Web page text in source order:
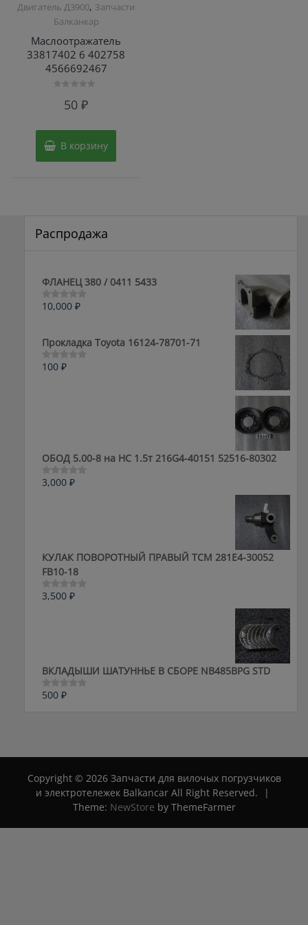
Двигатель Д3900, Запчасти
Балканкар
Маслоотражатель
33817402 6 402758
4566692467
50₽
В корзину
Распродажа
ФЛАНЕЦ 380 / 0411 5433
Оценка
5
10,000 ₽
Прокладка Toyota 16124-78701-71
Оценка
100 ₽
ОБОД 5.00-8 на HC 1.5т 216G4-40151 52516-80302
Оценка
3,000 ₽
КУЛАК ПОВОРОТНЫЙ ПРАВЫЙ ТСМ 281E4-30052
FB10-18
Оценка
3,500 ₽
ВКЛАДЫШИ ШАТУННЬЕ В СБОРЕ NB485BPG STD
Оценка
500 ₽
Copyright © 2026 Запчасти для вилочых погрузчиков
и электротележек Balkancar All Right Reserved.
|
Theme: NewStore by ThemeFarmer